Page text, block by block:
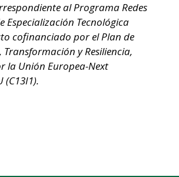
al Programa Redes
Especialización Tecnológica
cofinanciado por el Plan de
Transformación y Resiliencia,
la Unión Europea-Next
(C13I1).